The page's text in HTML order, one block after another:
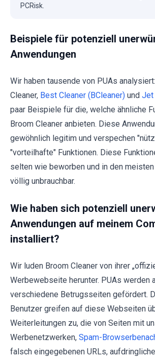
PCRisk.
Beispiele für potenziell
Anwendungen
Wir haben tausende von PUAs
Cleaner, Best Cleaner (BCleaner) und Jet
paar Beispiele für die, welche ähnliche
Broom Cleaner anbieten. Diese
gewöhnlich legitim und verspechen
"vorteilhafte" Funktionen. Diese
selten wie beworben und in den
völlig unbrauchbar.
Wie haben sich potenziell
Anwendungen auf meinem
installiert?
Wir luden Broom Cleaner von ihrer
Werbewebseite herunter. PUAs werden
verschiedene Betrugsseiten gefördert.
Benutzer greifen auf diese Webseiten
Weiterleitungen zu, die von Seiten mit
Werbenetzwerken, Spam-
falsch eingegebenen URLs,